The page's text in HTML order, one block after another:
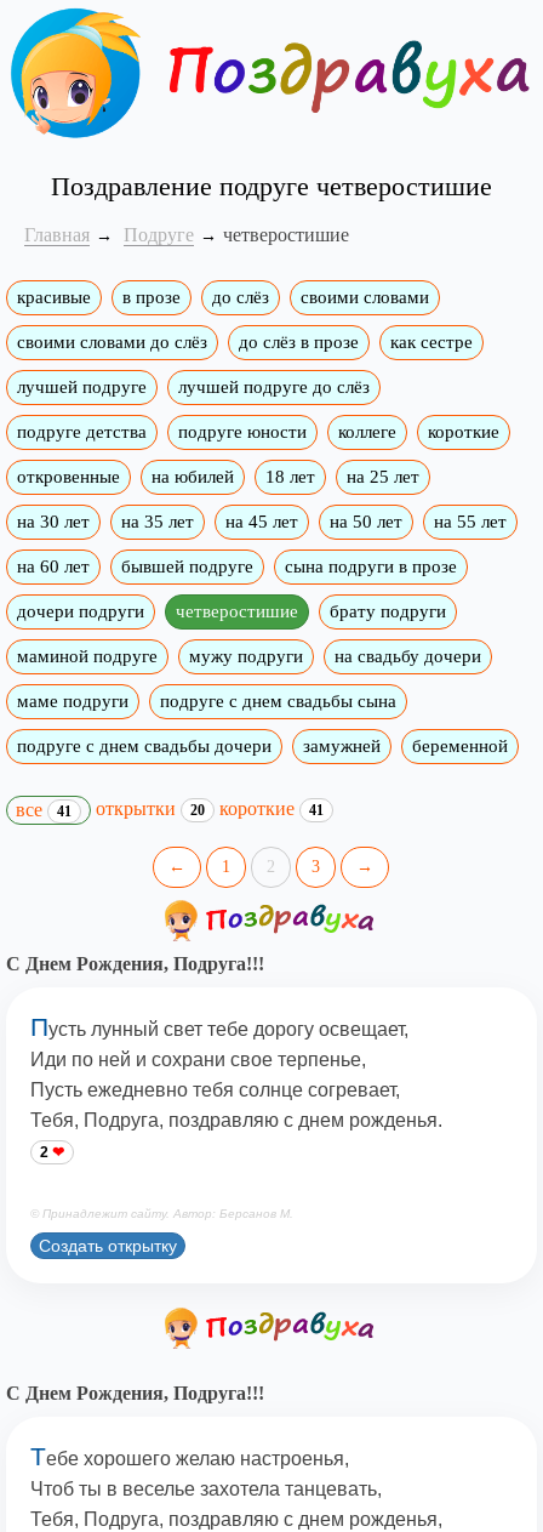
Поздравление подруге четверостишие
Главная Подруге четверостишие
красивые в прозе до слёз своими словами
своими словами до слёз до слёз в прозе как сестре
лучшей подруге лучшей подруге до слёз
подруге детства подруге юности коллеге короткие
откровенные на юбилей 18 лет на 25 лет
на 30 лет на 35 лет на 45 лет на 50 лет на 55 лет
на 60 лет бывшей подруге сына подруги в прозе
дочери подруги четверостишие брату подруги
маминой подруге мужу подруги на свадьбу дочери
маме подруги подруге с днем свадьбы сына
подруге с днем свадьбы дочери замужней беременной
все 41 открытки 20 короткие 41
← 1 2 3 →
С Днем Рождения, Подруга!!!
Пусть лунный свет тебе дорогу освещает,
Иди по ней и сохрани свое терпенье,
Пусть ежедневно тебя солнце согревает,
Тебя, Подруга, поздравляю с днем рожденья.
2
© Принадлежит сайту. Автор: Берсанов М.
Создать открытку
С Днем Рождения, Подруга!!!
Тебе хорошего желаю настроенья,
Чтоб ты в веселье захотела танцевать,
Тебя, Подруга, поздравляю с днем рожденья,